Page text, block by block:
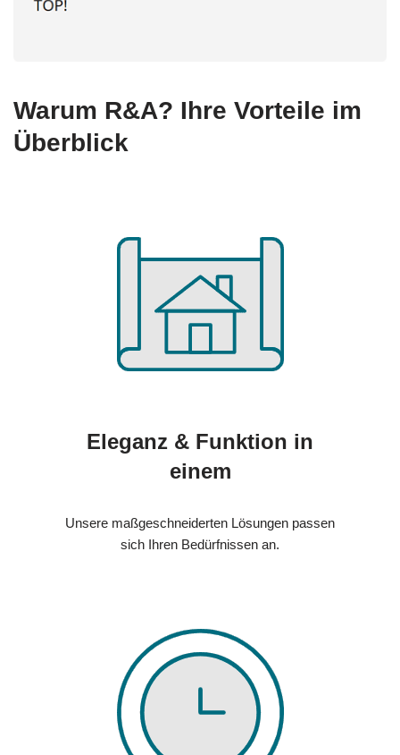
Warum R&A? Ihre Vorteile im
Überblick
Eleganz & Funktion in
einem
Unsere maßgeschneiderten Lösungen passen
sich Ihren Bedürfnissen an.